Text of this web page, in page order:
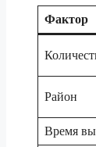
Фактор
Район
Время